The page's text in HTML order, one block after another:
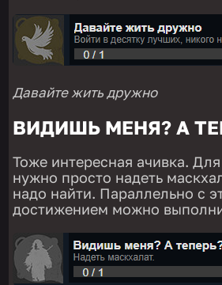
Давайте жить дружно
ВИДИШЬ МЕНЯ? А
Тоже интересная ачивка.
нужно просто надеть
надо найти. Параллельно с
достижением можно